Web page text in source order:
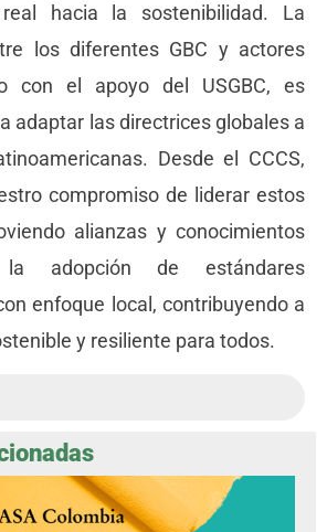
hacia la sostenibilidad. La
los diferentes GBC y actores
con el apoyo del USGBC, es
adaptar las directrices globales a
Desde el CCCS,
compromiso de liderar estos
alianzas y conocimientos
adopción de estándares
enfoque local, contribuyendo a
y resiliente para todos.